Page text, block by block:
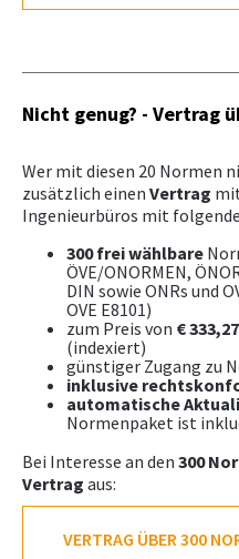
Nicht genug? - Vertrag
Wer mit diesen 20 Normen
zusätzlich einen Vertrag
Ingenieurbüros mit
300 frei wählbare
ÖVE/ONORMEN,
DIN sowie ONRs und
OVE E8101)
zum Preis von €
(indexiert)
günstiger Zugang zu
inklusive
automatische
Normenpaket ist
Bei Interesse an den 300
Vertrag aus:
VERTRAG ÜBER 300